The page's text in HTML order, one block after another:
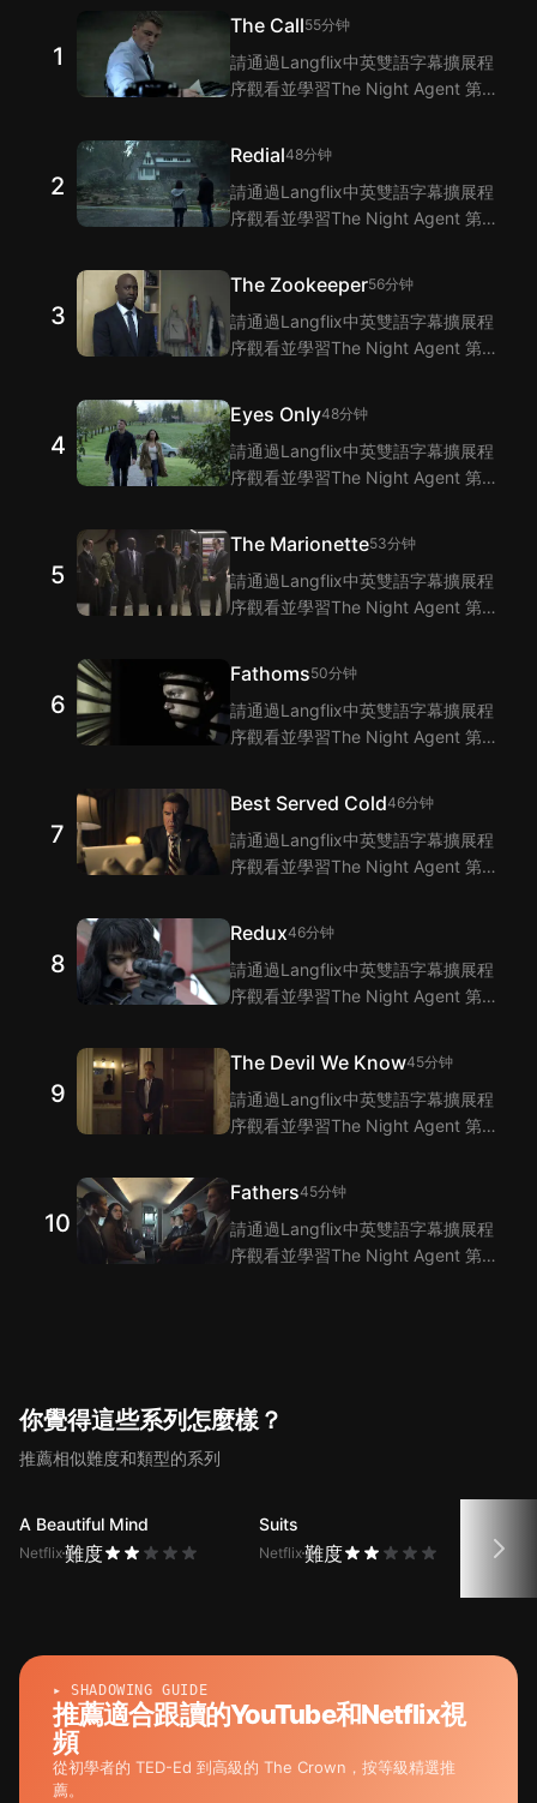
1
The Call55分钟
請通過Langflix中英雙語字幕擴展程
序觀看並學習The Night Agent 第1
1集臺詞的翻譯。
2
Redial48分钟
請通過Langflix中英雙語字幕擴展程
序觀看並學習The Night Agent 第2
2集臺詞的翻譯。
3
The Zookeeper56分钟
請通過Langflix中英雙語字幕擴展程
序觀看並學習The Night Agent 第3
3集臺詞的翻譯。
4
Eyes Only48分钟
請通過Langflix中英雙語字幕擴展程
序觀看並學習The Night Agent 第4
4集臺詞的翻譯。
5
The Marionette53分钟
請通過Langflix中英雙語字幕擴展程
序觀看並學習The Night Agent 第5
5集臺詞的翻譯。
6
Fathoms50分钟
請通過Langflix中英雙語字幕擴展程
序觀看並學習The Night Agent 第6
6集臺詞的翻譯。
7
Best Served Cold46分钟
請通過Langflix中英雙語字幕擴展程
序觀看並學習The Night Agent 第7
7集臺詞的翻譯。
8
Redux46分钟
請通過Langflix中英雙語字幕擴展程
序觀看並學習The Night Agent 第8
8集臺詞的翻譯。
9
The Devil We Know45分钟
請通過Langflix中英雙語字幕擴展程
序觀看並學習The Night Agent 第9
9集臺詞的翻譯。
10
Fathers45分钟
請通過Langflix中英雙語字幕擴展程
序觀看並學習The Night Agent 第
你覺得這些系列怎麼樣？
推薦相似難度和類型的系列
A Beautiful Mind
Netflix難度
Suits
Netflix難度
▸ SHADOWING GUIDE
推薦適合跟讀的YouTube和Netflix視
頻
從初學者的 TED-Ed 到高級的 The Crown，按等級精選推
薦。